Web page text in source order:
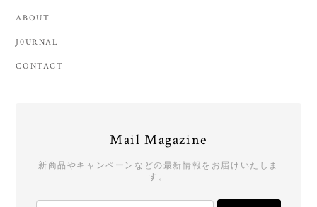
ABOUT
J0URNAL
CONTACT
Mail Magazine
新商品やキャンペーンなどの最新情報をお届けいたしま
す。